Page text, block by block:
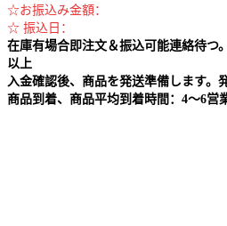
☆お振込み金額：
☆ 振込日：
在庫有場合即注文＆振込可能連絡待つ。
以上
入金確認後、商品を発送準備します。
商品到着、商品平均到着時間：4～6営